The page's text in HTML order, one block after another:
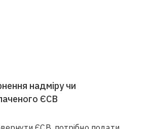
надміру чи
ЄСВ